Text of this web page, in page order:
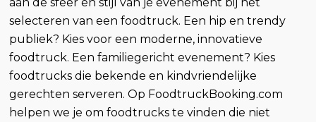
selecteren van een foodtruck. Een hip en trendy
publiek? Kies voor een moderne, innovatieve
foodtruck. Een familiegericht evenement? Kies
foodtrucks die bekende en kindvriendelijke
gerechten serveren. Op FoodtruckBooking.com
helpen we je om foodtrucks te vinden die niet